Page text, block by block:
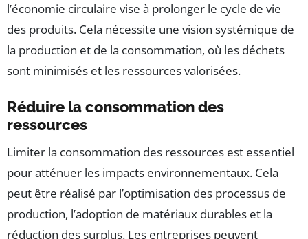
l’économie circulaire vise à prolonger le cycle de vie
des produits. Cela nécessite une vision systémique de
la production et de la consommation, où les déchets
sont minimisés et les ressources valorisées.
Réduire la consommation des
ressources
Limiter la consommation des ressources est essentiel
pour atténuer les impacts environnementaux. Cela
peut être réalisé par l’optimisation des processus de
production, l’adoption de matériaux durables et la
réduction des surplus. Les entreprises peuvent